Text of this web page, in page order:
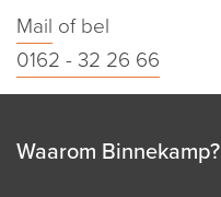
Mail of bel
0162 - 32 26 66
Waarom Binnekamp?